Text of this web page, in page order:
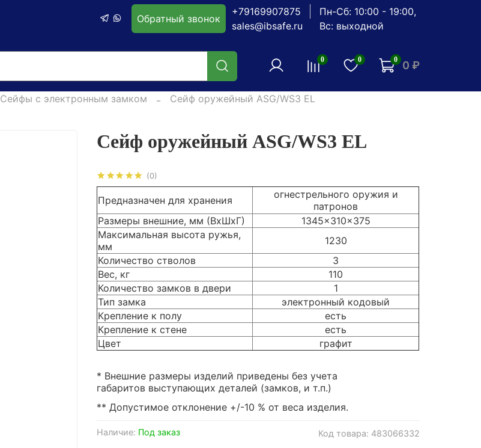
Обратный звонок
+79169907875
sales@ibsafe.ru
Пн-Сб: 10:00 - 19:00,
Вс: выходной
0 0 0 0 ₽
Сейфы с электронным замком Сейф оружейный ASG/WS3 EL
(0)
Код товара: 483066332
Наличие: Под заказ
Сейф оружейный ASG/WS3 EL
Предназначен для хранения
огнестрельного оружия и
патронов
Размеры внешние, мм (ВхШхГ)
1345x310x375
Максимальная высота ружья,
мм
1230
Количество стволов
3
Вес, кг
110
Количество замков в двери
1
Тип замка
электронный кодовый
Крепление к полу
есть
Крепление к стене
есть
Цвет
графит
* Внешние размеры изделий приведены без учета
габаритов выступающих деталей (замков, и т.п.)
** Допустимое отклонение +/-10 % от веса изделия.